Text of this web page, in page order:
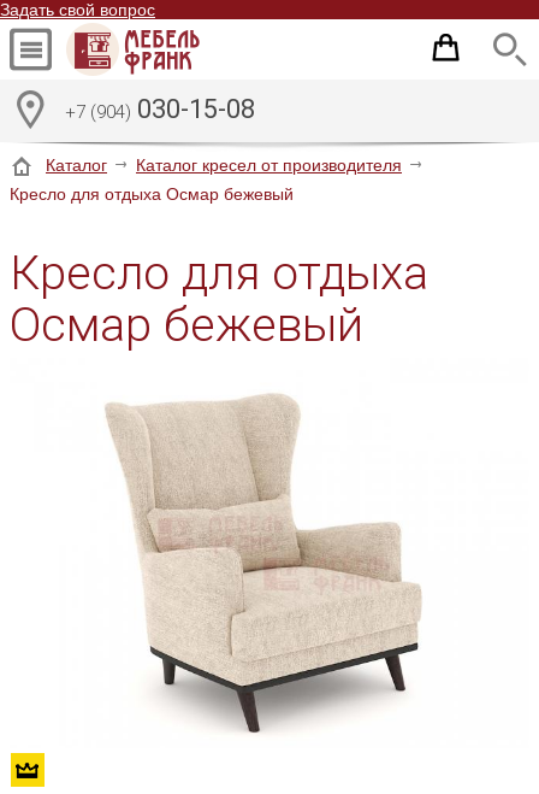
Задать свой вопрос
+7 (904) 030-15-08
Каталог
Каталог кресел от производителя
Кресло для отдыха Осмар бежевый
Кресло для отдыха
Осмар бежевый